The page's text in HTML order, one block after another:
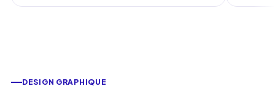
DESIGN GRAPHIQUE